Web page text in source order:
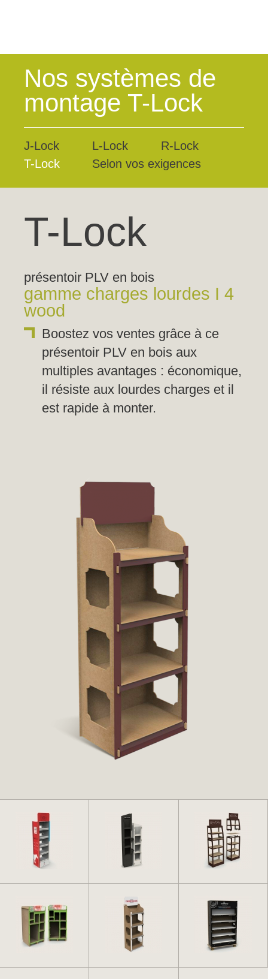
Nos systèmes de
montage T-Lock
J-Lock L-Lock
R-Lock
T-Lock
Selon vos exigences
T-Lock
présentoir PLV en bois
gamme charges lourdes I 4
wood
Boostez vos ventes grâce à ce
présentoir PLV en bois aux
multiples avantages : économique,
il résiste aux lourdes charges et il
est rapide à monter.